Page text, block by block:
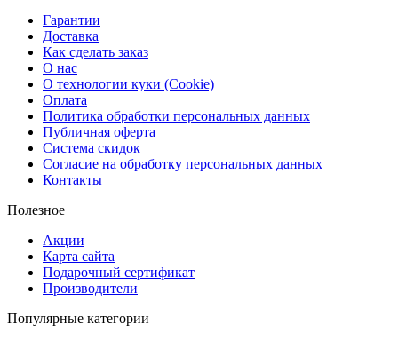
Гарантии
Доставка
Как сделать заказ
О нас
О технологии куки (Cookie)
Оплата
Политика обработки персональных данных
Публичная оферта
Система скидок
Согласие на обработку персональных данных
Контакты
Полезное
Акции
Карта сайта
Подарочный сертификат
Производители
Популярные категории